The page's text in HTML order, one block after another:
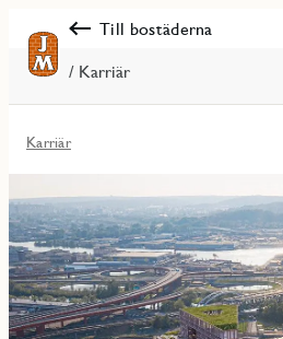
Till bostäderna
/ Karriär
Karriär